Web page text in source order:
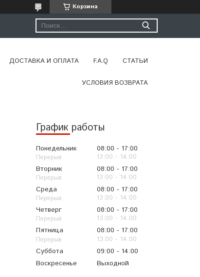
Корзина
ДОСТАВКА И ОПЛАТА F.A.Q СТАТЬИ
УСЛОВИЯ ВОЗВРАТА
График работы
Понедельник 08:00
17:00
13:00
14:00
Вторник
08:00
17:00
13:00
14:00
Среда
08:00
17:00
13:00
14:00
Четверг
08:00
17:00
13:00
14:00
Пятница
08:00
17:00
13:00
14:00
Суббота
09:00
14:00
Воскресенье
Выходной